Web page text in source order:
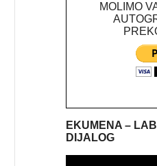
MOLIMO
EKUMENA –
DIJALOG